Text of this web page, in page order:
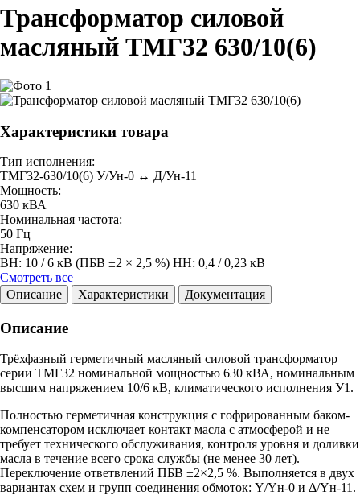
Трансформатор силовой
масляный ТМГ32 630/10(6)
Характеристики товара
Тип исполнения:
ТМГ32-630/10(6) У/Ун-0 ↔ Д/Ун-11
Мощность:
630 кВА
Номинальная частота:
50 Гц
Напряжение:
ВН: 10 / 6 кВ (ПБВ ±2 × 2,5 %) НН: 0,4 / 0,23 кВ
Смотреть все
Описание
Характеристики Документация
Описание
Трёхфазный герметичный масляный силовой трансформатор
серии ТМГ32 номинальной мощностью 630 кВА, номинальным
высшим напряжением 10/6 кВ, климатического исполнения У1.
Полностью герметичная конструкция с гофрированным баком-
компенсатором исключает контакт масла с атмосферой и не
требует технического обслуживания, контроля уровня и доливки
масла в течение всего срока службы (не менее 30 лет).
Переключение ответвлений ПБВ ±2×2,5 %. Выполняется в двух
вариантах схем и групп соединения обмоток: Y/Yн-0 и Δ/Yн-11.